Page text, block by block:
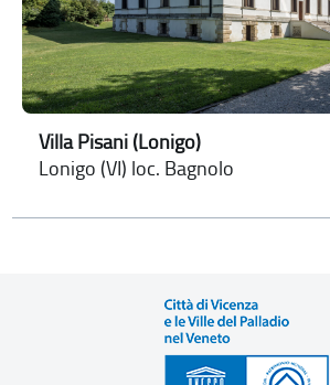
Villa Pisani (Lonigo)
Lonigo (VI) loc. Bagnolo